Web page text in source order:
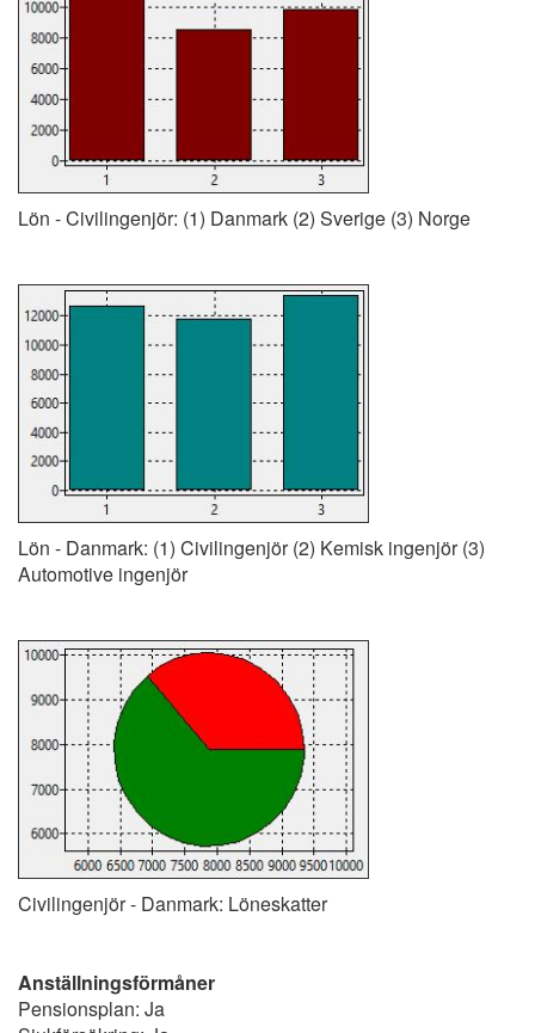
Lön - Civilingenjör: (1) Danmark (2) Sverige (3) Norge
Lön - Danmark: (1) Civilingenjör (2) Kemisk ingenjör (3)
Automotive ingenjör
Civilingenjör - Danmark: Löneskatter
Anställningsförmåner
Pensionsplan: Ja